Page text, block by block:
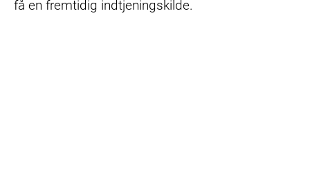
få en fremtidig indtjeningskilde.